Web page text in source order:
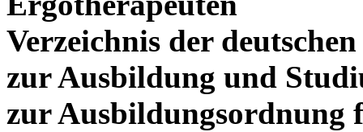
Verzeichnis der
zur Ausbildung und
zur Ausbildungsordnung